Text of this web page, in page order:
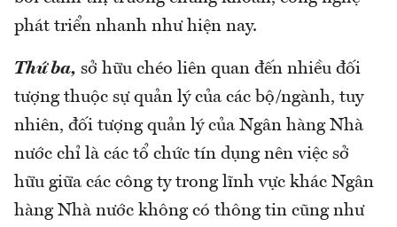
phát triển nhanh như hiện nay.
Thứ ba, sở hữu chéo liên quan đến nhiều đối
tượng thuộc sự quản lý của các bộ/ngành, tuy
nhiên, đối tượng quản lý của Ngân hàng Nhà
nước chỉ là các tổ chức tín dụng nên việc sở
hữu giữa các công ty trong lĩnh vực khác Ngân
hàng Nhà nước không có thông tin cũng như